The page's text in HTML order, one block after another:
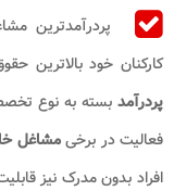
پردرآمدترین
کارکنان خود بالاترین
پردرآمد بسته به نوع
فعالیت در برخیمشاغل
افراد بدون مدرک نیز